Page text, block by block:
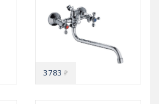
3783₽